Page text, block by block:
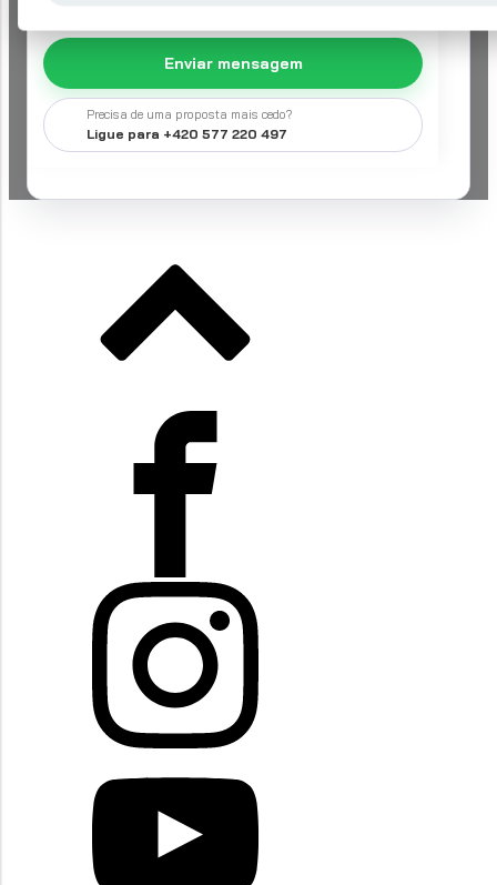
Enviar mensagem
Precisa de uma proposta mais cedo?
Ligue para +420 577 220 497